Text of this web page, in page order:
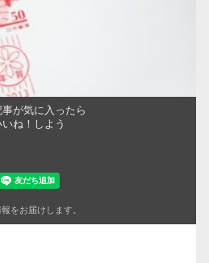
事が気に入ったら
いね！しよう
をお届けします。